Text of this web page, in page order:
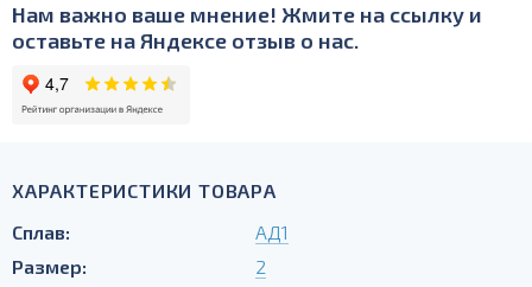
Нам важно ваше мнение! Жмите на ссылку и
оставьте на Яндексе отзыв о нас.
ХАРАКТЕРИСТИКИ ТОВАРА
Сплав:
АД1
Размер:
2